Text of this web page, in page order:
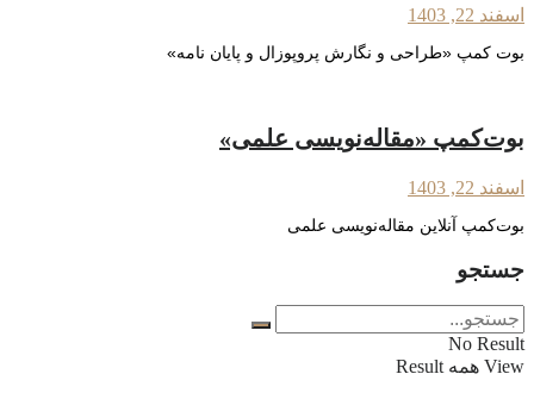
اسفند 22, 1403
بوت کمپ «طراحی و نگارش پروپوزال و پایان نامه»
بوت‌کمپ «مقاله‌نویسی علمی»
اسفند 22, 1403
بوت‌کمپ آنلاین مقاله‌نویسی علمی
جستجو
No Result
View همه Result